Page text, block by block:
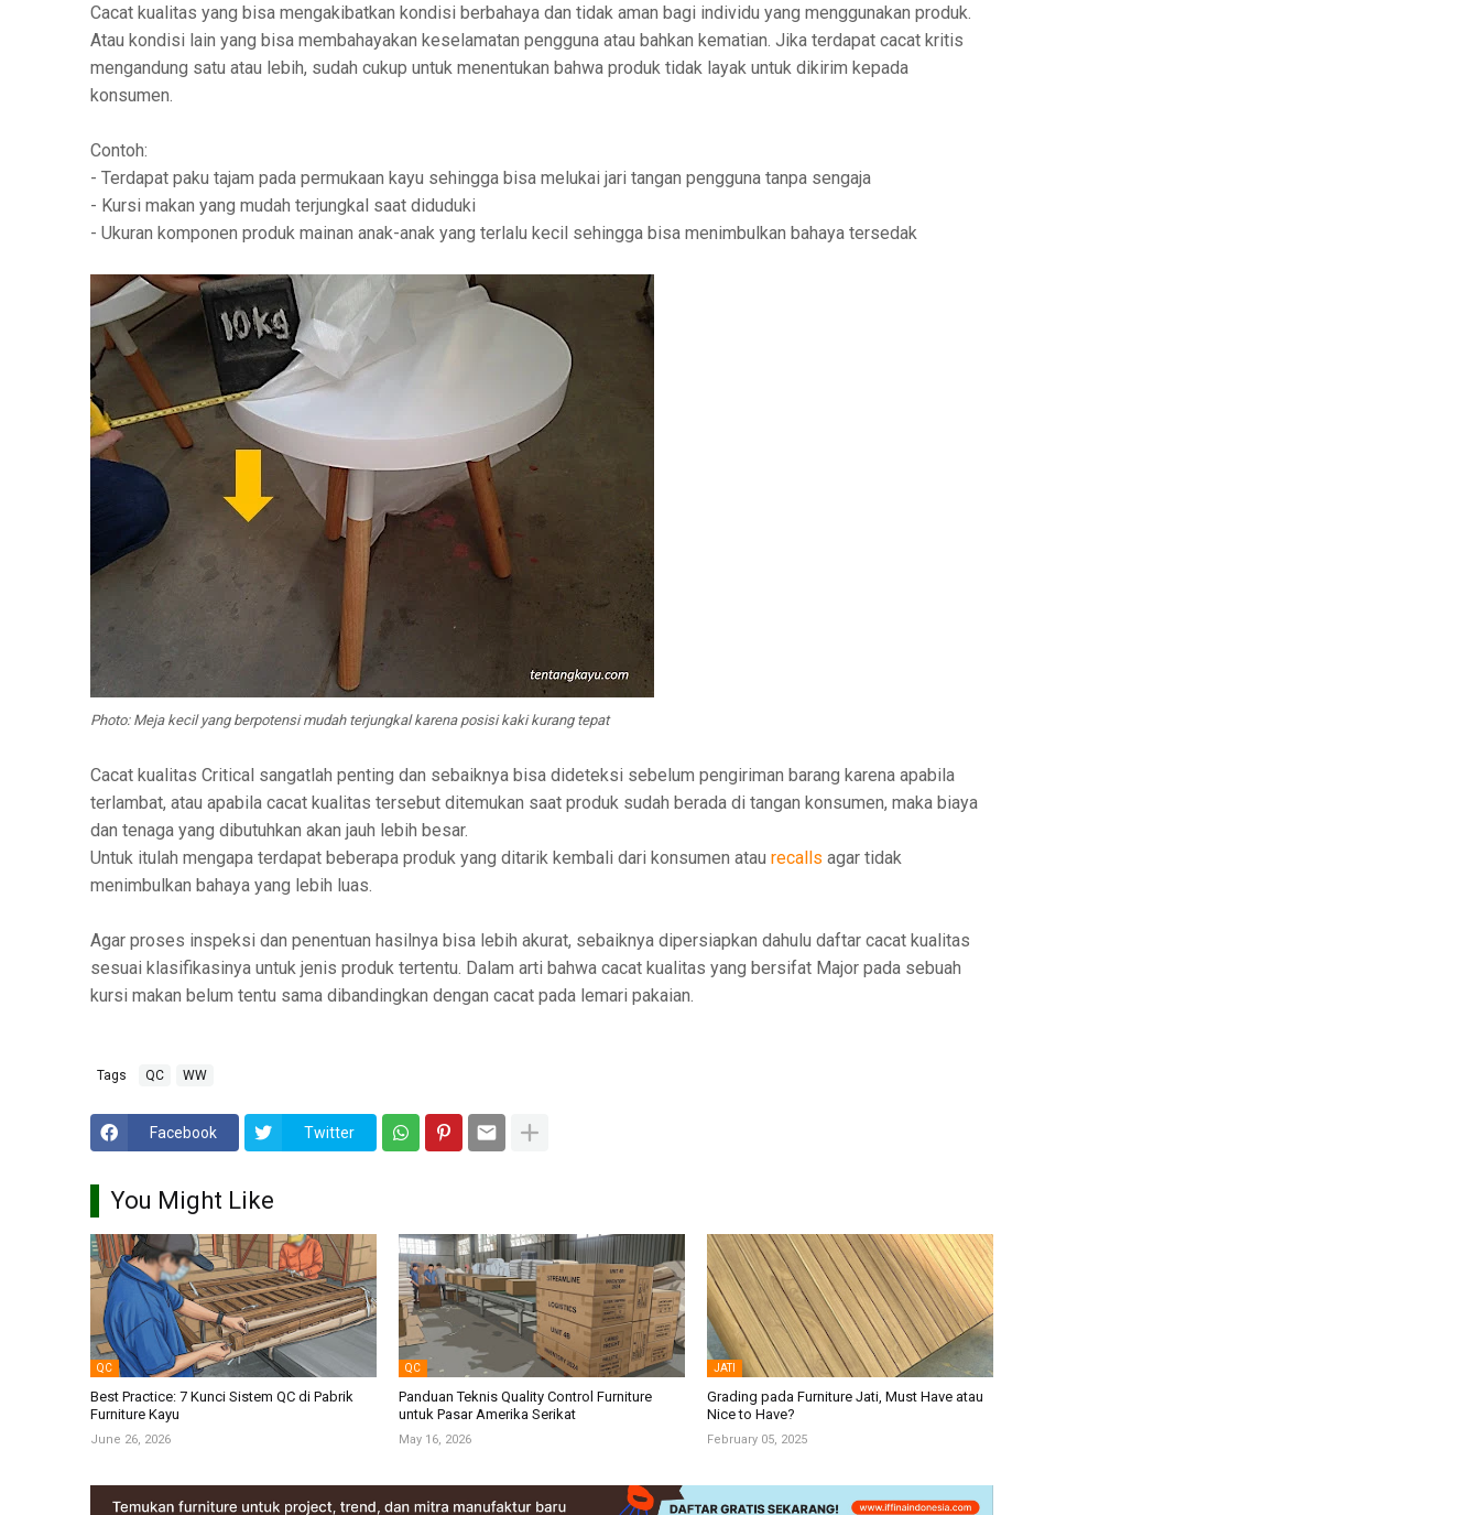
Cacat kualitas yang bisa mengakibatkan kondisi berbahaya dan tidak aman bagi individu yang menggunakan produk.
Atau kondisi lain yang bisa membahayakan keselamatan pengguna atau bahkan kematian. Jika terdapat cacat kritis
mengandung satu atau lebih, sudah cukup untuk menentukan bahwa produk tidak layak untuk dikirim kepada
konsumen.
Contoh:
- Terdapat paku tajam pada permukaan kayu sehingga bisa melukai jari tangan pengguna tanpa sengaja
- Kursi makan yang mudah terjungkal saat diduduki
- Ukuran komponen produk mainan anak-anak yang terlalu kecil sehingga bisa menimbulkan bahaya tersedak
Photo: Meja kecil yang berpotensi mudah terjungkal karena posisi kaki kurang tepat
Cacat kualitas Critical sangatlah penting dan sebaiknya bisa dideteksi sebelum pengiriman barang karena apabila
terlambat, atau apabila cacat kualitas tersebut ditemukan saat produk sudah berada di tangan konsumen, maka biaya
dan tenaga yang dibutuhkan akan jauh lebih besar.
Untuk itulah mengapa terdapat beberapa produk yang ditarik kembali dari konsumen atau recalls agar tidak
menimbulkan bahaya yang lebih luas.
Agar proses inspeksi dan penentuan hasilnya bisa lebih akurat, sebaiknya dipersiapkan dahulu daftar cacat kualitas
sesuai klasifikasinya untuk jenis produk tertentu. Dalam arti bahwa cacat kualitas yang bersifat Major pada sebuah
kursi makan belum tentu sama dibandingkan dengan cacat pada lemari pakaian.
Tags QC WW
Facebook Twitter
You Might Like
QC
Best Practice: 7 Kunci Sistem QC di Pabrik
Furniture Kayu
June 26, 2026
QC
Panduan Teknis Quality Control Furniture
untuk Pasar Amerika Serikat
May 16, 2026
JATI
Grading pada Furniture Jati, Must Have atau
Nice to Have?
February 05, 2025